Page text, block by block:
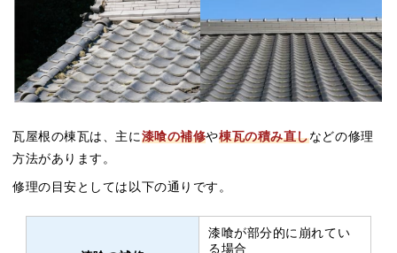
瓦屋根の棟瓦は、主に漆喰の補修や棟瓦の積み直しなどの修理
方法があります。
修理の目安としては以下の通りです。
漆喰が部分的に崩れてい
る場合